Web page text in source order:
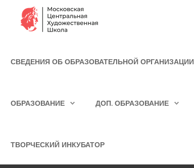
СВЕДЕНИЯ ОБ ОБРАЗОВАТЕЛЬНОЙ ОРГАНИЗАЦИИ
ОБРАЗОВАНИЕ ДОП. ОБРАЗОВАНИЕ
ТВОРЧЕСКИЙ ИНКУБАТОР